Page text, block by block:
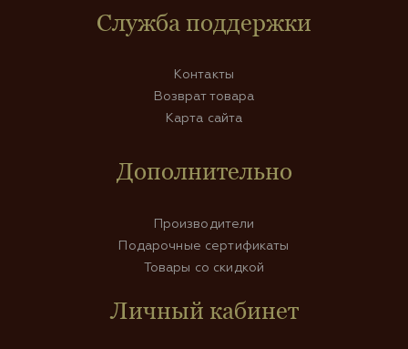
Служба поддержки
Контакты
Возврат товара
Карта сайта
Дополнительно
Производители
Подарочные сертификаты
Товары со скидкой
Личный кабинет